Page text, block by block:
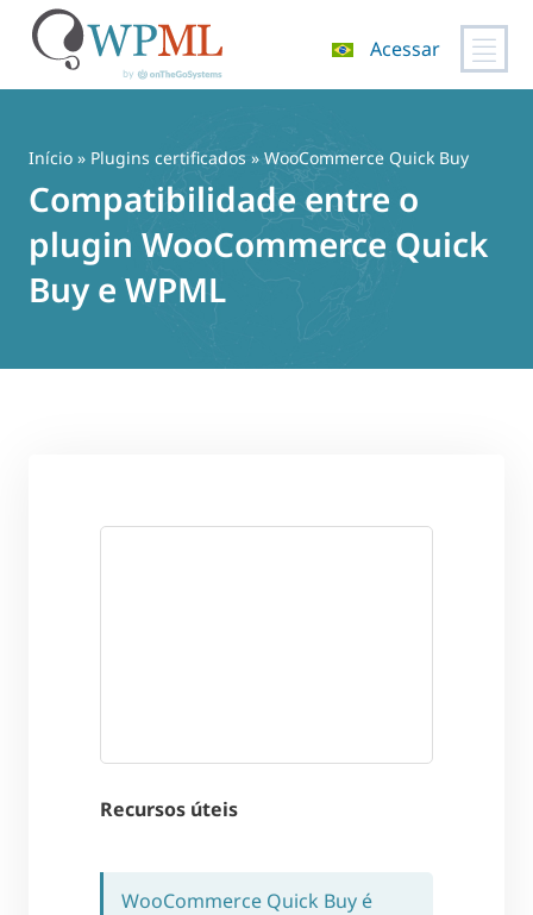
Acessar
Início » Plugins certificados » WooCommerce Quick Buy
Compatibilidade entre o
plugin WooCommerce Quick
Buy e WPML
Recursos úteis
WooCommerce Quick Buy é